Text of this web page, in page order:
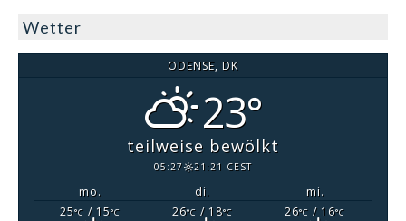
Wetter
ODENSE, DK
23°
teilweise bewölkt
05:27 21:21 CEST
mo. di.
mi.
25°C / 15°C 26°C / 18°C 26°C / 16°C